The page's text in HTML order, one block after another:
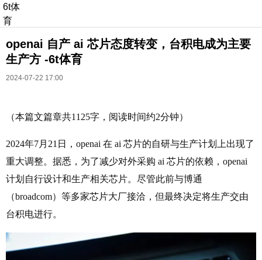
6t体
育
openai 自产 ai 芯片态度转变，台积电成为主要
生产方 -6t体育
2024-07-22 17:00
（本篇文篇章共1125字，阅读时间约2分钟）
2024年7月21日，openai 在 ai 芯片的自研与生产计划上出现了
重大调整。据悉，为了减少对外采购 ai 芯片的依赖，openai
计划自行设计和生产相关芯片。尽管此前与博通
（broadcom）等多家芯片大厂接洽，但最终决定将生产交由
台积电进行。
长按识别二维码